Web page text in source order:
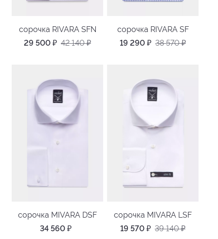
сорочка RIVARA SFN
29 500 ₽ 42 140₽
сорочка RIVARA SF
19 290 ₽ 38 570₽
сорочка MIVARA DSF
34 560 ₽
сорочка MIVARA LSF
19 570 ₽ 39 140₽